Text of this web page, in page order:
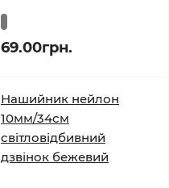
69.00грн.
Нашийник нейлон
10мм/34см
світловідбивний
дзвінок бежевий